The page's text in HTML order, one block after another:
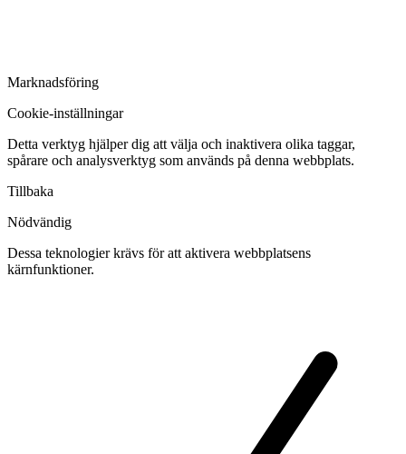
Marknadsföring
Cookie-inställningar
Detta verktyg hjälper dig att välja och inaktivera olika taggar,
spårare och analysverktyg som används på denna webbplats.
Tillbaka
Nödvändig
Dessa teknologier krävs för att aktivera webbplatsens
kärnfunktioner.